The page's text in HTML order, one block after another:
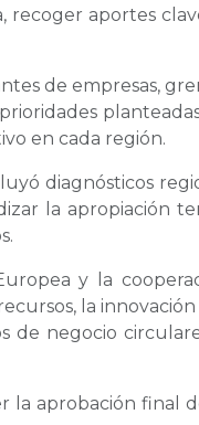
recoger aportes
de empresas,
en cada región.
diagnósticos
la apropiación
y la
la
negocio
aprobación final